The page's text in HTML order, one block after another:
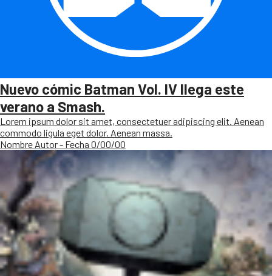
Nuevo cómic Batman Vol. IV llega este
verano a Smash.
Lorem ipsum dolor sit amet, consectetuer adipiscing elit. Aenean
commodo ligula eget dolor. Aenean massa.
Nombre Autor - Fecha 0/00/00